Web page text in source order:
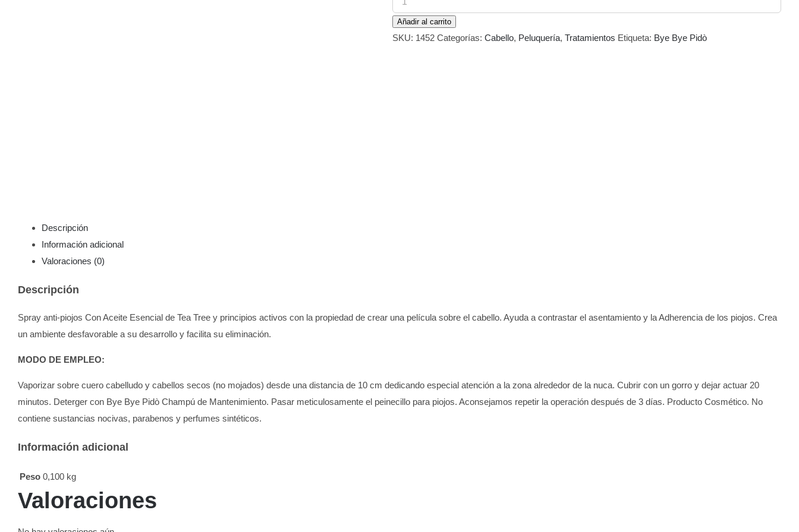
Spray
Bye
Añadir al carrito
SKU: 1452 Categorías: Cabello, Peluquería, Tratamientos Etiqueta: Bye Bye Pidò
Descripción
Información adicional
Valoraciones (0)
Descripción
Spray anti-piojos Con Aceite Esencial de Tea Tree y principios activos con la propiedad de crear una película sobre el cabello. Ayuda a contrastar el asentamiento y la Adherencia de los piojos. Crea
un ambiente desfavorable a su desarrollo y facilita su eliminación.
MODO DE EMPLEO:
Vaporizar sobre cuero cabelludo y cabellos secos (no mojados) desde una distancia de 10 cm dedicando especial atención a la zona alrededor de la nuca. Cubrir con un gorro y dejar actuar 20
minutos. Deterger con Bye Bye Pidò Champú de Mantenimiento. Pasar meticulosamente el peinecillo para piojos. Aconsejamos repetir la operación después de 3 días. Producto Cosmético. No
contiene sustancias nocivas, parabenos y perfumes sintéticos.
Información adicional
Peso 0,100 kg
Valoraciones